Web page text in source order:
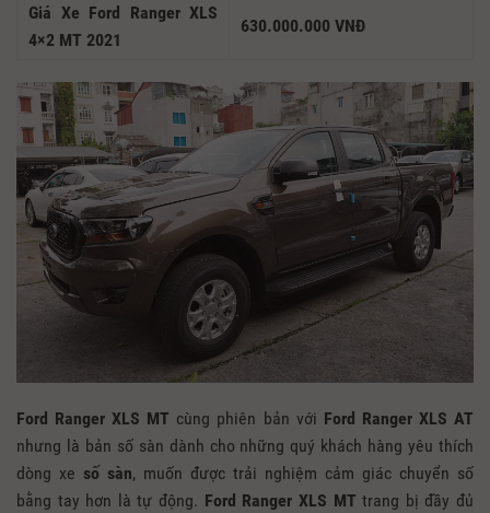
Giá Xe Ford Ranger XLS
4×2 MT 2021
630.000.000 VNĐ
Ford Ranger XLS MT cùng phiên bản với Ford Ranger XLS AT
nhưng là bản số sàn dành cho những quý khách hàng yêu thích
dòng xe số sàn, muốn được trải nghiệm cảm giác chuyển số
bằng tay hơn là tự động. Ford Ranger XLS MT trang bị đầy đủ